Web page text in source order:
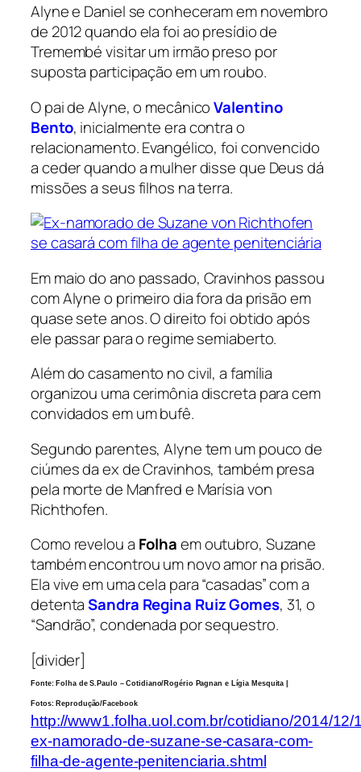
Alyne e Daniel se conheceram em novembro
de 2012 quando ela foi ao presídio de
Tremembé visitar um irmão preso por
suposta participação em um roubo.
O pai de Alyne, o mecânicoValentino
Bento, inicialmente era contra o
relacionamento. Evangélico, foi convencido
a ceder quando a mulher disse que Deus dá
missões a seus filhos na terra.
Em maio do ano passado, Cravinhos passou
com Alyne o primeiro dia fora da prisão em
quase sete anos. O direito foi obtido após
ele passar para o regime semiaberto.
Além do casamento no civil, a família
organizou uma cerimônia discreta para cem
convidados em um bufê.
Segundo parentes, Alyne tem um pouco de
ciúmes da ex de Cravinhos, também presa
pela morte de Manfred e Marísia von
Richthofen.
Como revelou a Folhaem outubro, Suzane
também encontrou um novo amor na prisão.
Ela vive em uma cela para “casadas” com a
detentaSandra Regina Ruiz Gomes, 31, o
“Sandrão”, condenada por sequestro.
[divider]
Fonte: Folha de S.Paulo – Cotidiano/Rogério Pagnan e Lígia Mesquita |
Fotos: Reprodução/Facebook
http://www1.folha.uol.com.br/cotidiano/2014/12/
ex-namorado-de-suzane-se-casara-com-
filha-de-agente-penitenciaria.shtml